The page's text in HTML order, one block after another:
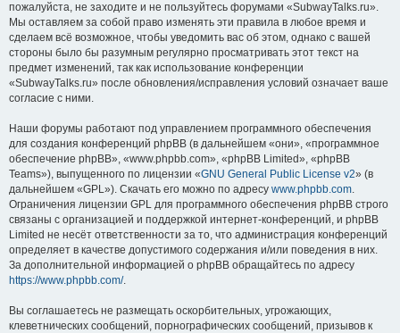
пожалуйста, не заходите и не пользуйтесь форумами «SubwayTalks.ru».
Мы оставляем за собой право изменять эти правила в любое время и
сделаем всё возможное, чтобы уведомить вас об этом, однако с вашей
стороны было бы разумным регулярно просматривать этот текст на
предмет изменений, так как использование конференции
«SubwayTalks.ru» после обновления/исправления условий означает ваше
согласие с ними.
Наши форумы работают под управлением программного обеспечения
для создания конференций phpBB (в дальнейшем «они», «программное
обеспечение phpBB», «www.phpbb.com», «phpBB Limited», «phpBB
Teams»), выпущенного по лицензии «GNU General Public License v2» (в
дальнейшем «GPL»). Скачать его можно по адресу www.phpbb.com.
Ограничения лицензии GPL для программного обеспечения phpBB строго
связаны с организацией и поддержкой интернет-конференций, и phpBB
Limited не несёт ответственности за то, что администрация конференций
определяет в качестве допустимого содержания и/или поведения в них.
За дополнительной информацией о phpBB обращайтесь по адресу
https://www.phpbb.com/.
Вы соглашаетесь не размещать оскорбительных, угрожающих,
клеветнических сообщений, порнографических сообщений, призывов к